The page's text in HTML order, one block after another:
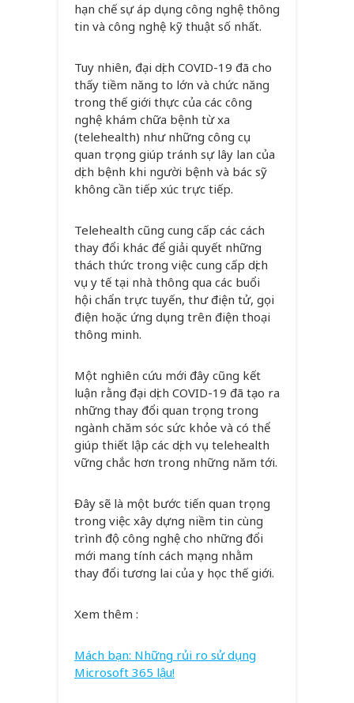
hạn chế sự áp dụng công nghệ thông
tin và công nghệ kỹ thuật số nhất.
Tuy nhiên, đại dịch COVID-19 đã cho
thấy tiềm năng to lớn và chức năng
trong thế giới thực của các công
nghệ khám chữa bệnh từ xa
(telehealth) như những công cụ
quan trọng giúp tránh sự lây lan của
dịch bệnh khi người bệnh và bác sỹ
không cần tiếp xúc trực tiếp.
Telehealth cũng cung cấp các cách
thay đổi khác để giải quyết những
thách thức trong việc cung cấp dịch
vụ y tế tại nhà thông qua các buổi
hội chẩn trực tuyến, thư điện tử, gọi
điện hoặc ứng dụng trên điện thoại
thông minh.
Một nghiên cứu mới đây cũng kết
luận rằng đại dịch COVID-19 đã tạo ra
những thay đổi quan trọng trong
ngành chăm sóc sức khỏe và có thể
giúp thiết lập các dịch vụ telehealth
vững chắc hơn trong những năm tới.
Đây sẽ là một bước tiến quan trọng
trong việc xây dựng niềm tin cùng
trình độ công nghệ cho những đổi
mới mang tính cách mạng nhằm
thay đổi tương lai của y học thế giới.
Xem thêm :
Mách bạn: Những rủi ro sử dụng
Microsoft 365 lậu!